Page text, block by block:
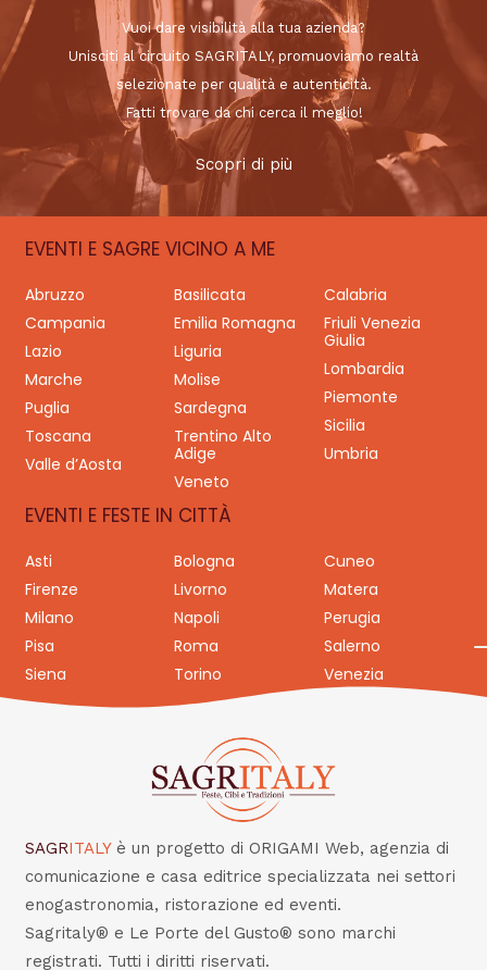
Vuoi dare visibilità alla tua azienda?
Unisciti al circuito SAGRITALY, promuoviamo realtà
selezionate per qualità e autenticità.
Fatti trovare da chi cerca il meglio!
Scopri di più
EVENTI E SAGRE VICINO A ME
Abruzzo Basilicata
Calabria
Campania
Emilia Romagna
Friuli Venezia
Giulia
Lazio
Liguria
Lombardia
Marche
Molise
Piemonte
Puglia
Sardegna
Sicilia
Toscana
Trentino Alto
Adige
Umbria
Valle d’Aosta
Veneto
EVENTI E FESTE IN CITTÀ
Asti Bologna
Cuneo
Firenze
Livorno
Matera
Milano
Napoli
Perugia
Pisa
Roma
Salerno
Siena
Torino Venezia
SAGRITALY è un progetto di ORIGAMI Web, agenzia di
comunicazione e casa editrice specializzata nei settori
enogastronomia, ristorazione ed eventi.
Sagritaly® e Le Porte del Gusto® sono marchi
registrati. Tutti i diritti riservati.